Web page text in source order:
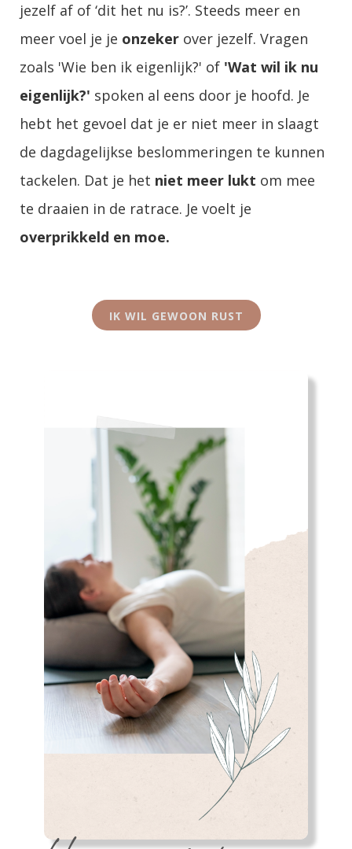
jezelf af of ‘dit het nu is?’. Steeds meer en
meer voel je je onzeker over jezelf. Vragen
zoals 'Wie ben ik eigenlijk?' of 'Wat wil ik nu
eigenlijk?' spoken al eens door je hoofd. Je
hebt het gevoel dat je er niet meer in slaagt
de dagdagelijkse beslommeringen te kunnen
tackelen. Dat je het niet meer lukt om mee
te draaien in de ratrace. Je voelt je
overprikkeld en moe.
IK WIL GEWOON RUST